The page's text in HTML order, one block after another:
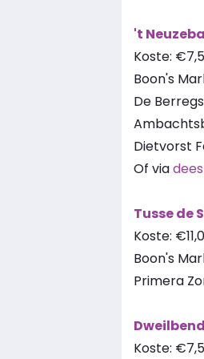
't
Koste:
Boon's
De
Dietvorst
Of via
Tusse de
Koste:
Boon's
Primera
Koste: